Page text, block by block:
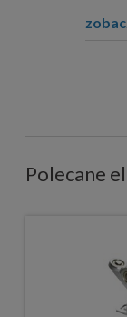
Polecane